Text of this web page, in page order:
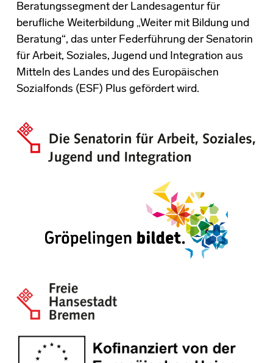
Beratungssegment der Landesagentur für
berufliche Weiterbildung „Weiter mit Bildung und
Beratung“, das unter Federführung der Senatorin
für Arbeit, Soziales, Jugend und Integration aus
Mitteln des Landes und des Europäischen
Sozialfonds (ESF) Plus gefördert wird.